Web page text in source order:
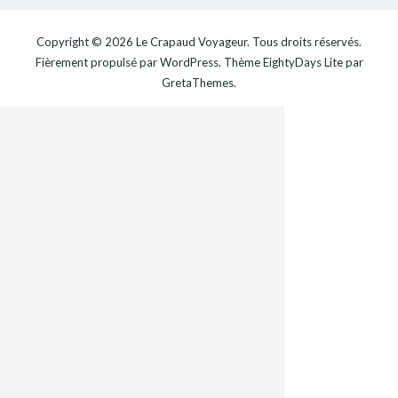
Copyright © 2026 Le Crapaud Voyageur. Tous droits réservés.
Fièrement propulsé parWordPress. ThèmeEightyDays Litepar
GretaThemes.